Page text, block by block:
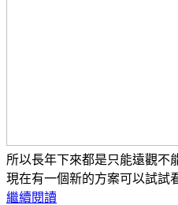
所以長年下來都是只能遠觀不
現在有一個新的方案可以試試
繼續閱讀